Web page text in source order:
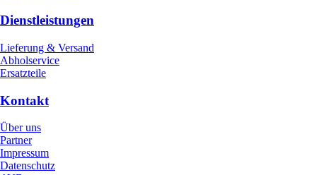
Dienstleistungen
Lieferung & Versand
Abholservice
Ersatzteile
Kontakt
Über uns
Partner
Impressum
Datenschutz